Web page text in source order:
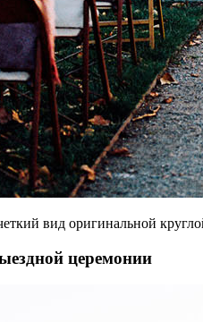
вид оригинальной
церемонии